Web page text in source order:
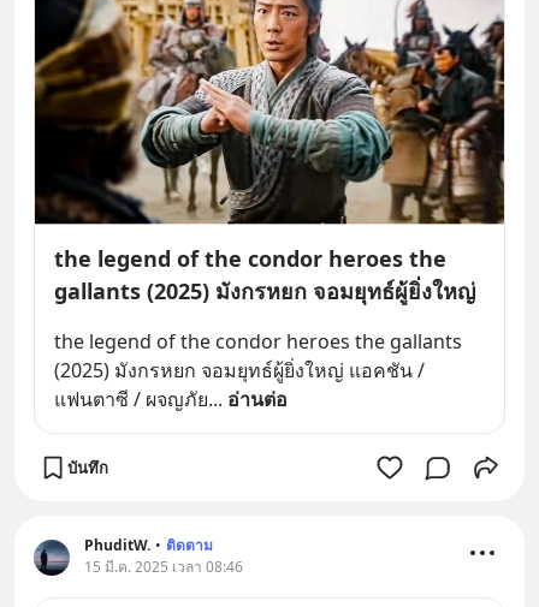
the legend of the condor heroes the
gallants (2025) มังกรหยก จอมยุทธ์ผู้ยิ่งใหญ่
the legend of the condor heroes the gallants
(2025) มังกรหยก จอมยุทธ์ผู้ยิ่งใหญ่ แอคชัน /
แฟนตาซี / ผจญภัย... อ่านต่อ
บันทึก
PhuditW. • ติดตาม
15 มี.ค. 2025 เวลา 08:46